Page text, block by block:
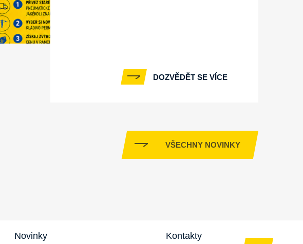
DOZVĚDĚT SE VÍCE
VŠECHNY NOVINKY
Novinky Kontakty